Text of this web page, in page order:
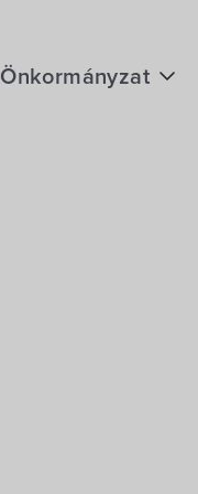
Önkormányzat